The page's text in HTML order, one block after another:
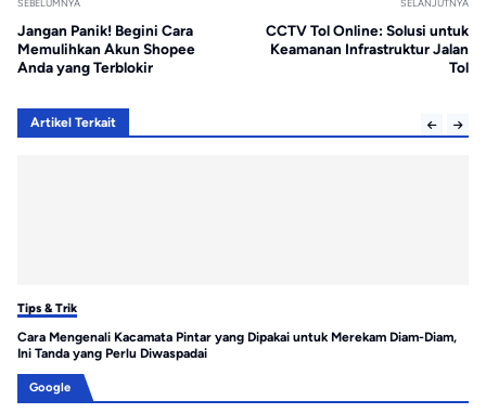
SEBELUMNYA
Jangan Panik! Begini Cara
Memulihkan Akun Shopee
Anda yang Terblokir
SELANJUTNYA
CCTV Tol Online: Solusi untuk
Keamanan Infrastruktur Jalan
Tol
Artikel Terkait
Tips & Trik
Cara Mengenali Kacamata Pintar yang Dipakai untuk Merekam Diam-Diam,
Ini Tanda yang Perlu Diwaspadai
Google